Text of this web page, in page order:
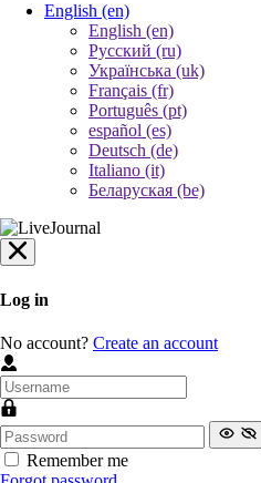
English (en)
English (en)
Русский (ru)
Українська (uk)
Français (fr)
Português (pt)
español (es)
Deutsch (de)
Italiano (it)
Беларуская (be)
Log in
No account? Create an account
Remember me